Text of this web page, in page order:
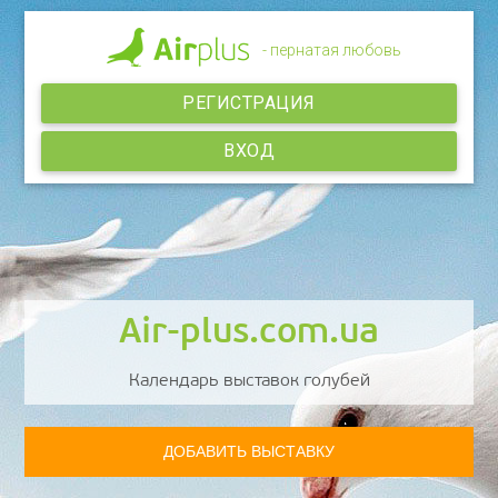
- пернатая любовь
ВХОД
РЕГИСТРАЦИЯ
Air-plus.com.ua
Календарь выставок голубей
ДОБАВИТЬ ВЫСТАВКУ